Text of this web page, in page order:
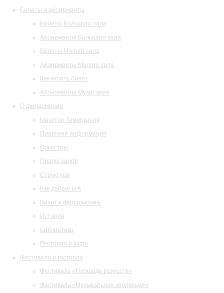
Билеты и абонементы
Билеты Большого зала
Абонементы Большого зала
Билеты Малого зала
Абонементы Малого зала
Как купить билет
Абонементы Музитория
О филармонии
Маэстро Темирканов
Правовая информация
Оркестры
Планы залов
Структура
Как добраться
Визит в филармонию
История
Библиотека
Ресторан и кафе
Фестивали и гастроли
Фестиваль «Площадь Искусств»
Фестиваль «Музыкальная коллекция»